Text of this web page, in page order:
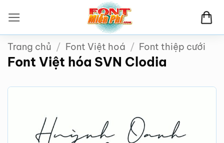
qua
nội
dung
Trang chủ / Font Việt hoá / Font thiệp cưới
Font Việt hóa SVN Clodia